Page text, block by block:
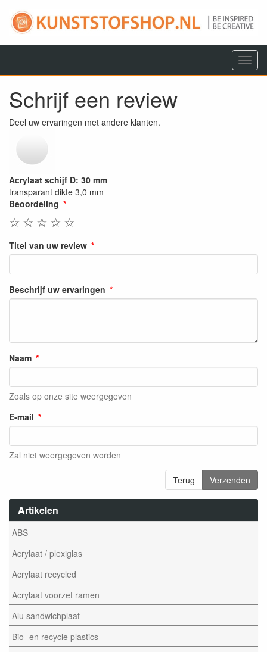
Menu
Artikelen
ABS
Acrylaat / plexiglas
Acrylaat recycled
Acrylaat voorzet ramen
Alu sandwichplaat
Bio- en recycle plastics
Schrijf een review
Deel uw ervaringen met andere klanten.
Acrylaat schijf D: 30 mm
transparant dikte 3,0 mm
Beoordeling
☆
☆
☆
☆
☆
Titel van uw review
Beschrijf uw ervaringen
Naam
Zoals op onze site weergegeven
E-mail
Zal niet weergegeven worden
Terug Verzenden